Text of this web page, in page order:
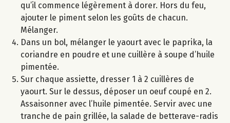
qu’il commence légèrement à dorer. Hors du feu,
ajouter le piment selon les goûts de chacun.
Mélanger.
Dans un bol, mélanger le yaourt avec le paprika, la
coriandre en poudre et une cuillère à soupe d’huile
pimentée.
Sur chaque assiette, dresser 1 à 2 cuillères de
yaourt. Sur le dessus, déposer un oeuf coupé en 2.
Assaisonner avec l’huile pimentée. Servir avec une
tranche de pain grillée, la salade de betterave-radis